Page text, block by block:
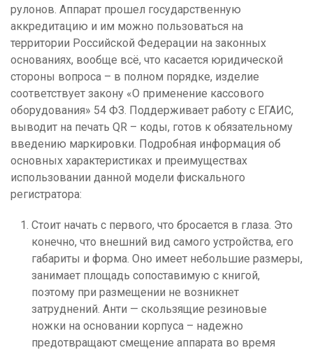
рулонов. Аппарат прошел государственную
аккредитацию и им можно пользоваться на
территории Российской Федерации на законных
основаниях, вообще всё, что касается юридической
стороны вопроса – в полном порядке, изделие
соответствует закону «О применение кассового
оборудования» 54 ФЗ. Поддерживает работу с ЕГАИС,
выводит на печать QR – коды, готов к обязательному
введению маркировки. Подробная информация об
основных характеристиках и преимуществах
использовании данной модели фискального
регистратора:
Стоит начать с первого, что бросается в глаза. Это
конечно, что внешний вид самого устройства, его
габариты и форма. Оно имеет небольшие размеры,
занимает площадь сопоставимую с книгой,
поэтому при размещении не возникнет
затруднений. Анти — скользящие резиновые
ножки на основании корпуса – надежно
предотвращают смещение аппарата во время